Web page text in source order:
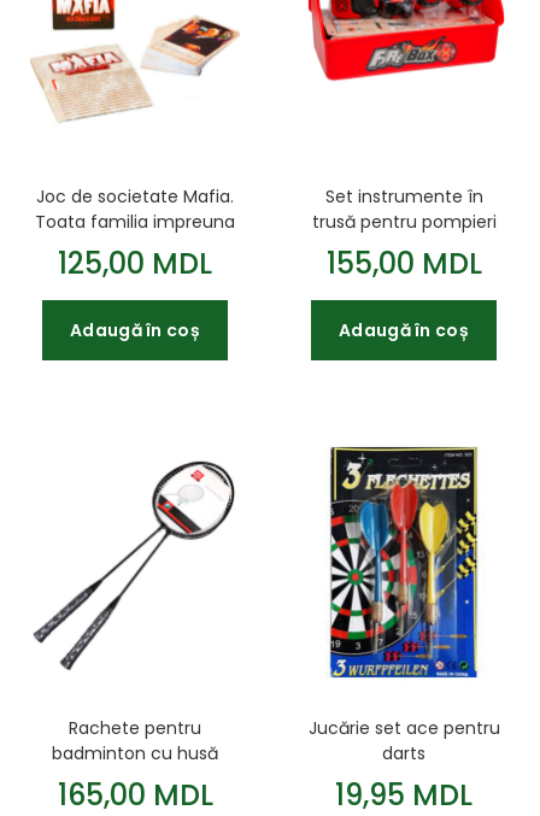
Joc de societate Mafia.
Toata familia impreuna
(Joc de carti) cod
48449
125,00 MDL
Adaugă în coș
Set instrumente în
trusă pentru pompieri
Fire box cod 562061
155,00 MDL
Adaugă în coș
Rachete pentru
badminton cu husă
negru cod 835038
165,00 MDL
Jucărie set ace pentru
darts
19,95 MDL